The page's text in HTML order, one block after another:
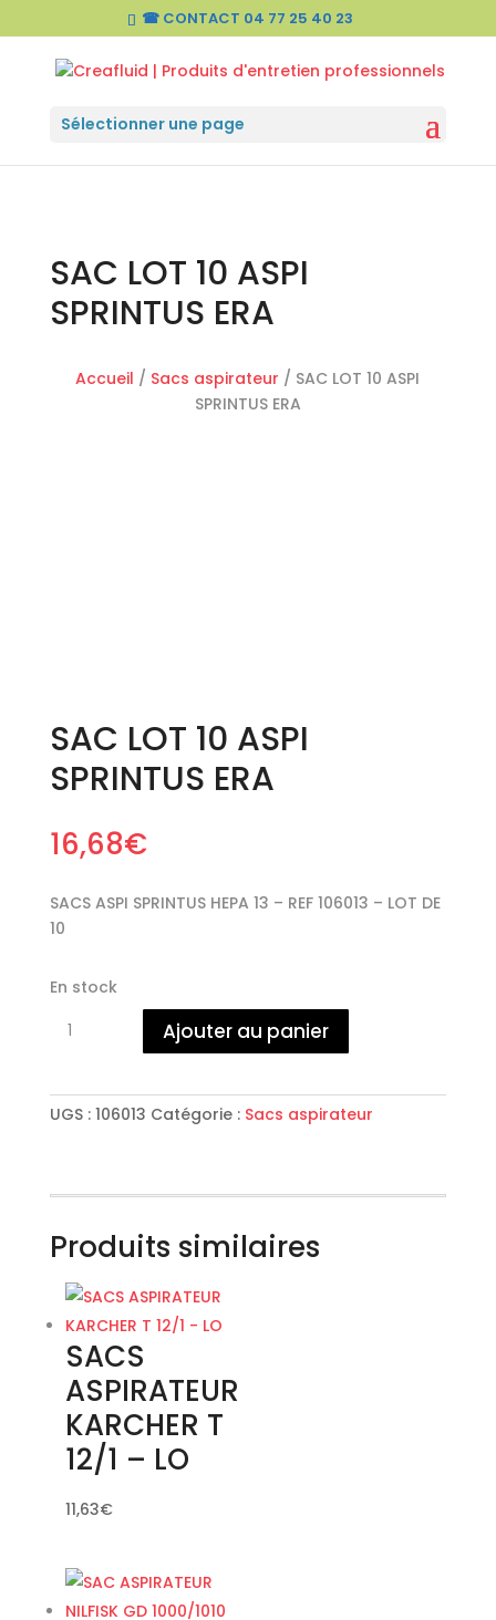
☎ CONTACT 04 77 25 40 23
Sélectionner une page
SAC LOT 10 ASPI
SPRINTUS ERA
Accueil / Sacs aspirateur / SAC LOT 10 ASPI
SPRINTUS ERA
SAC LOT 10 ASPI
SPRINTUS ERA
16,68€
SACS ASPI SPRINTUS HEPA 13 – REF 106013 – LOT DE
10
En stock
de
10
ERA
Ajouter au panier
UGS : 106013 Catégorie : Sacs aspirateur
Produits similaires
SACS
ASPIRATEUR
KARCHER T
12/1 – LO
11,63€